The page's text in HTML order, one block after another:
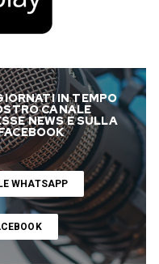
IN TEMPO
CANALE
NEWS E SULLA
WHATSAPP